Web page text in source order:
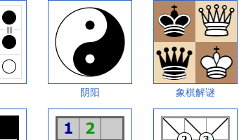
阴阳 象棋解谜